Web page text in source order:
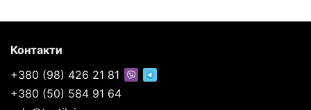
Контакти
+380 (98) 426 21 81
+380 (50) 584 91 64